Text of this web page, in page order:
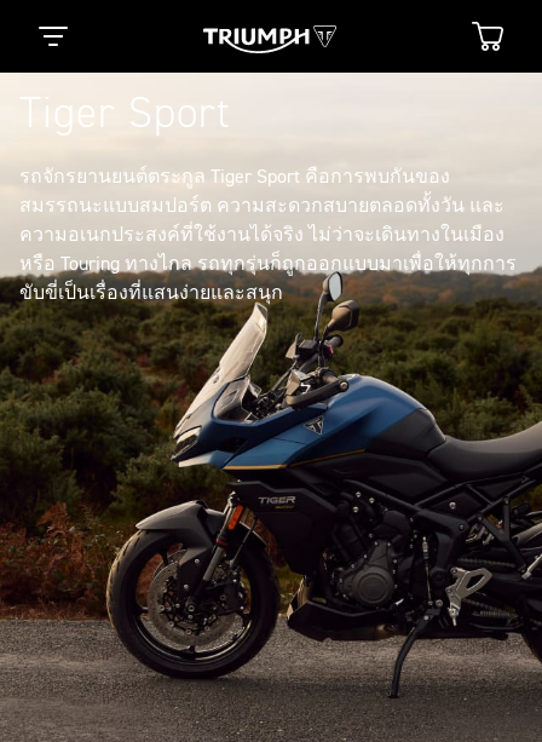
Tiger Sport
รถจักรยานยนต์ตระกูล Tiger Sport คือการพบกันของ
สมรรถนะแบบสมปอร์ต ความสะดวกสบายตลอดทั้งวัน และ
ความอเนกประสงค์ที่ใช้งานได้จริง ไม่ว่าจะเดินทางในเมือง
หรือ Touring ทางไกล รถทุกรุ่นก็ถูกออกแบบมาเพื่อให้ทุกการ
ขับขี่เป็นเรื่องที่แสนง่ายและสนุก